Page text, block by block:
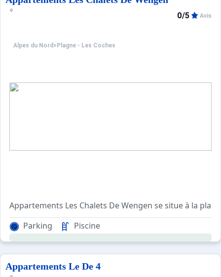
Alpes du Nord > Plagne - Les Coches
0/5 Avis
Appartements Les Chalets De Wengen se situe à la
Agréable et confortable, avec ascenseur, cet
Pour votre confort, vous trouverez sur place : un
Parking Piscine
Appartements Le De 4